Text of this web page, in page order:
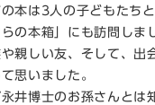
本は3人の子どもたち
の本箱」にも訪問しま
親しい友、そして、出
思いました。
井博士のお孫さんとは